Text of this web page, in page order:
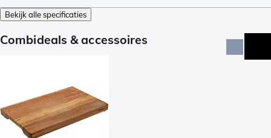
Bekijk alle specificaties
Combideals & accessoires